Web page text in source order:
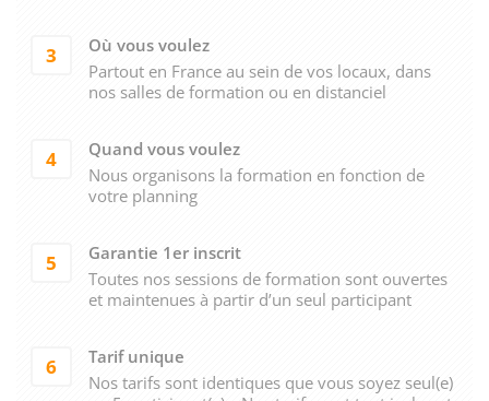
3
Où vous voulez
Partout en France au sein de vos locaux, dans
nos salles de formation ou en distanciel
4
Quand vous voulez
Nous organisons la formation en fonction de
votre planning
5
Garantie 1er inscrit
Toutes nos sessions de formation sont ouvertes
et maintenues à partir d’un seul participant
6
Tarif unique
Nos tarifs sont identiques que vous soyez seul(e)